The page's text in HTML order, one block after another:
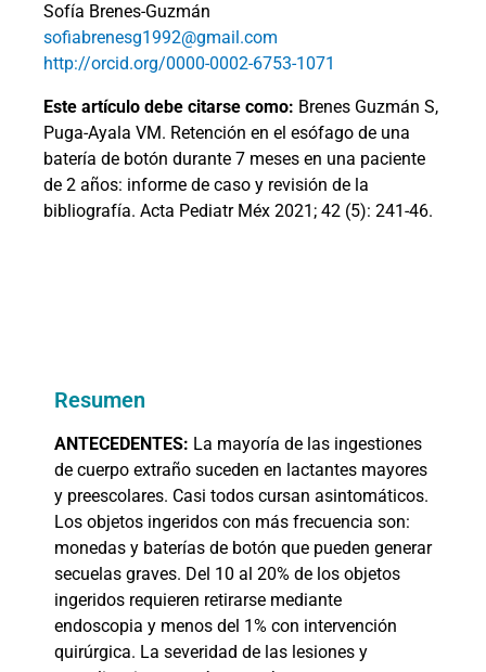
Sofía Brenes-Guzmán
sofiabrenesg1992@gmail.com
http://orcid.org/0000-0002-6753-1071
Este artículo debe citarse como: Brenes Guzmán S,
Puga-Ayala VM. Retención en el esófago de una
batería de botón durante 7 meses en una paciente
de 2 años: informe de caso y revisión de la
bibliografía. Acta Pediatr Méx 2021; 42 (5): 241-46.
Resumen
ANTECEDENTES: La mayoría de las ingestiones
de cuerpo extraño suceden en lactantes mayores
y preescolares. Casi todos cursan asintomáticos.
Los objetos ingeridos con más frecuencia son:
monedas y baterías de botón que pueden generar
secuelas graves. Del 10 al 20% de los objetos
ingeridos requieren retirarse mediante
endoscopia y menos del 1% con intervención
quirúrgica. La severidad de las lesiones y